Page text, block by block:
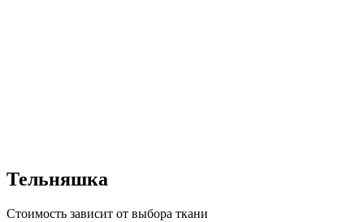
Тельняшка
Стоимость зависит от выбора ткани